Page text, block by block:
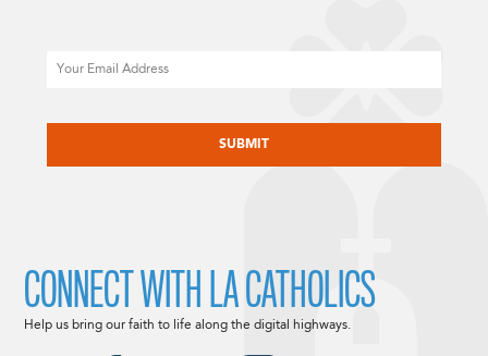
CONNECT WITH LA CATHOLICS
Help us bring our faith to life along the digital highways.